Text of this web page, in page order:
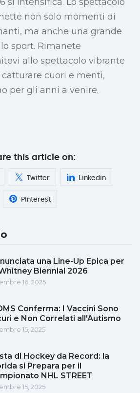
non solo momenti di
ma anche una grande
sport. Rimanete
allo spettacolo vibrante
cuori e menti,
per gli anni a venire.
this article on:
Twitter Linkedin
Pinterest
una Line-Up Epica per
Biennial 2026
16, 2025
Conferma: I Vaccini Sono
e Non Correlati all'Autismo
15, 2025
di Hockey da Record: la
si Prepara per il
NHL STREET
15, 2025